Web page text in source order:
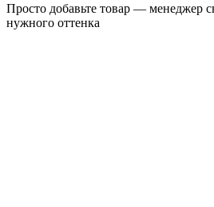
Просто добавьте товар — менеджер
нужного оттенка